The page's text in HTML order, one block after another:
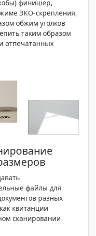
финишер,
ЭКО-скрепления,
обжим уголков
таким образом
отпечатанных
файлы для
разных
квитанции
сканировании